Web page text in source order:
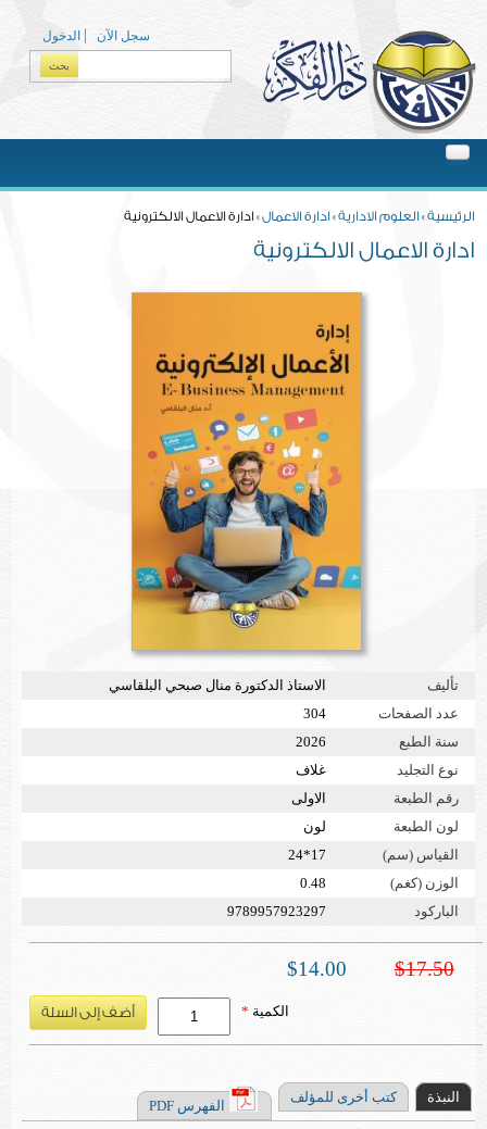
الدخول
سجل الآن
الرئيسية» العلوم الادارية» ادارة الاعمال» ادارة الاعمال الالكترونية
ادارة الاعمال الالكترونية
تأليف
الاستاذ الدكتورة منال صبحي البلقاسي
عدد الصفحات
304
سنة الطبع
2026
نوع التجليد
غلاف
رقم الطبعة
الاولى
لون الطبعة
لون
القياس (سم)
17*24
الوزن (كغم)
0.48
الباركود
9789957923297
$17.50
$14.00
الكمية *
النبذة كتب أخرى للمؤلف
الفهرس PDF